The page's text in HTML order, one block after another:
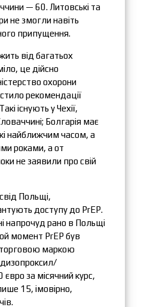
— 60. Литовські та
не змогли навіть
припущення.
від багатьох
це дійсно
охорони
рекомендації
існують у Чехії,
Болгарія має
найближчим часом, а
роками, а от
не заявили про свій
Польщі,
доступу до PrEP.
напрочуд рано в Польщі
момент PrEP був
маркою
за місячний курс,
15, імовірно,